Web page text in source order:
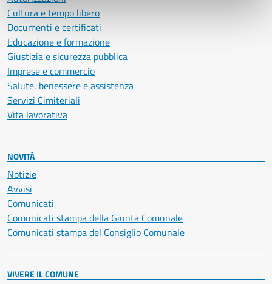
Cultura e tempo libero
Documenti e certificati
Educazione e formazione
Giustizia e sicurezza pubblica
Imprese e commercio
Salute, benessere e assistenza
Servizi Cimiteriali
Vita lavorativa
NOVITÀ
Notizie
Avvisi
Comunicati
Comunicati stampa della Giunta Comunale
Comunicati stampa del Consiglio Comunale
VIVERE IL COMUNE